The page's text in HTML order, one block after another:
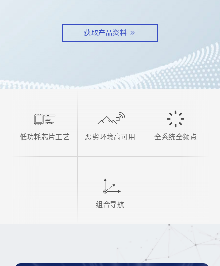
获取产品资料
低功耗芯片工艺 恶劣环境高可用 全系统全频点
组合导航